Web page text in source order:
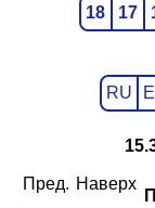
18
17
RU
Пред. Наверх